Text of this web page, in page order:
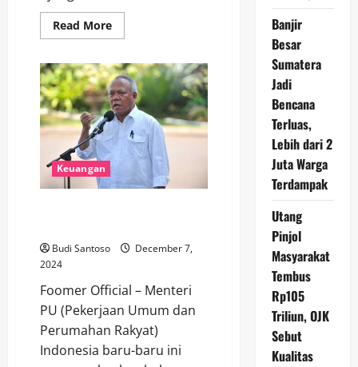
Read MoreRead
more
Suram
IKN
dan
Bayangan
Proyek
Mangkrak:
Ketika
Anggaran
Menyusut
dan
Kementerian
PU
Keuangan
Budi Santoso
December 7,
2024
Foomer Official – Menteri
PU (Pekerjaan Umum dan
Perumahan Rakyat)
Indonesia baru-baru ini
Banjir
Besar
Sumatera
Jadi
Bencana
Terluas,
Lebih dari 2
Juta Warga
Terdampak
Utang
Pinjol
Masyarakat
Tembus
Rp105
Triliun, OJK
Sebut
Kualitas